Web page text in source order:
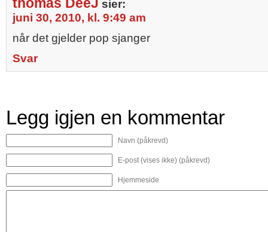
sier:
juni 30, 2010, kl. 9:49 am
når det gjelder pop sjanger
Svar
Legg igjen en kommentar
Navn (påkrevd)
E-post (vises ikke) (påkrevd)
Hjemmeside